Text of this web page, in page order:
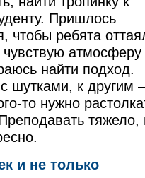
Пришлось
чтобы ребята
атмосферу
найти подход.
шутками, к другим
то нужно
тяжело,
и не только